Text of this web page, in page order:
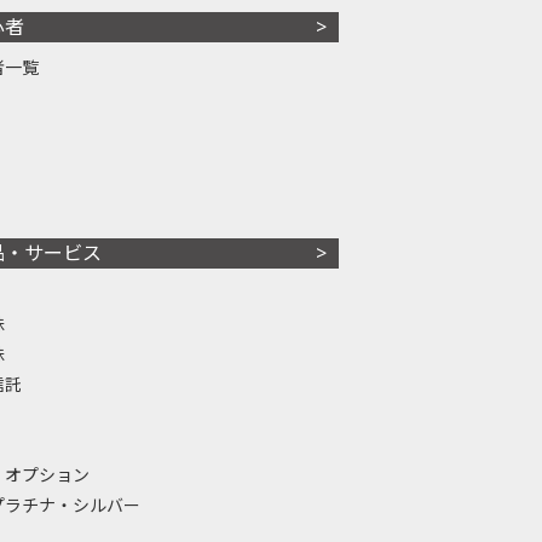
一覧
サービス
託
プション
ラチナ・シルバー